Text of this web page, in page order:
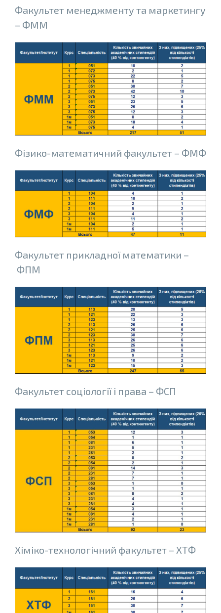
Факультет менеджменту та маркетингу
– ФММ
Фiзико-математичний факультет – ФМФ
Факультет прикладної математики –
ФПМ
Факультет соціології і права – ФСП
Хiмiко-технологiчний факультет – ХТФ